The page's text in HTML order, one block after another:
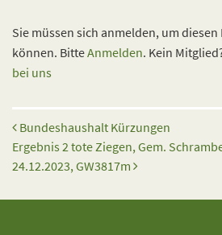
Sie müssen sich anmelden, um
können. BitteAnmelden. Kein
bei uns
Beitrags-Navigation
Bundeshaushalt Kürzungen
Ergebnis 2 tote Ziegen, Gem.
24.12.2023, GW3817m